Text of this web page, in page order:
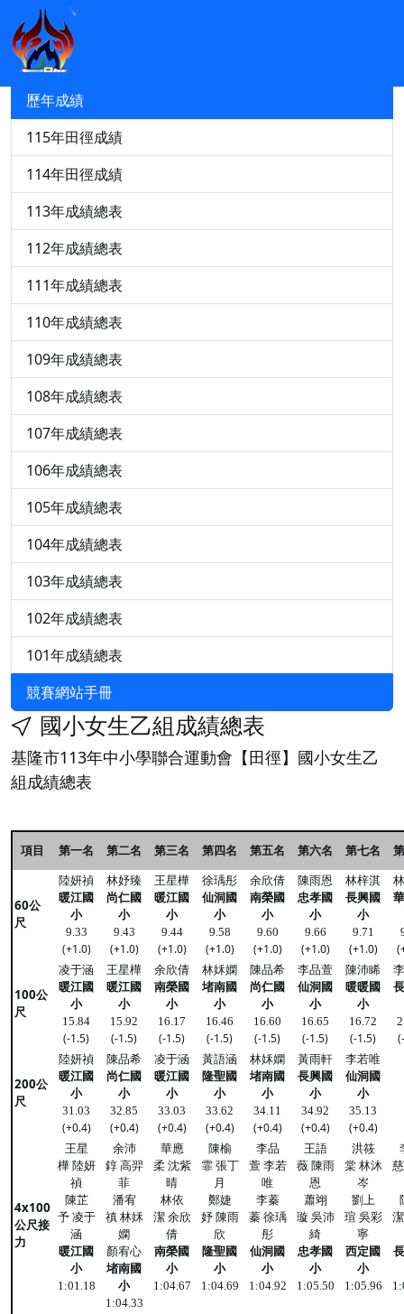
競賽資訊
115年中小運田徑轉播與成績查詢
歷年成績
115年田徑成績
114年田徑成績
113年成績總表
112年成績總表
111年成績總表
110年成績總表
109年成績總表
108年成績總表
107年成績總表
106年成績總表
105年成績總表
104年成績總表
103年成績總表
102年成績總表
101年成績總表
競賽網站手冊
國小女生乙組成績總表
基隆市113年中小學聯合運動會【田徑】國小女生乙
組成績總表
項目 第一名 第二名 第三名 第四名 第五名 第六名 第七名
60公
尺
陸妍禎
暖江國
小
9.33
(+1.0)
林妤臻
尚仁國
小
9.43
(+1.0)
王星樺
暖江國
小
9.44
(+1.0)
徐瑀彤
仙洞國
小
9.58
(+1.0)
余欣倩
南榮國
小
9.60
(+1.0)
陳雨恩
忠孝國
小
9.66
(+1.0)
林梓淇
長興國
小
9.71
(+1.0)
100公
尺
凌于涵
暖江國
小
15.84
(-1.5)
王星樺
暖江國
小
15.92
(-1.5)
余欣倩
南榮國
小
16.17
(-1.5)
林姀嫻
堵南國
小
16.46
(-1.5)
陳品希
尚仁國
小
16.60
(-1.5)
李品萱
仙洞國
小
16.65
(-1.5)
陳沛睎
暖暖國
小
16.72
(-1.5)
200公
尺
陸妍禎
暖江國
小
31.03
(+0.4)
陳品希
尚仁國
小
32.85
(+0.4)
凌于涵
暖江國
小
33.03
(+0.4)
黃語涵
隆聖國
小
33.62
(+0.4)
林姀嫻
堵南國
小
34.11
(+0.4)
黃雨軒
長興國
小
34.92
(+0.4)
李若唯
仙洞國
小
35.13
(+0.4)
4x100
公尺接
力
王星
樺 陸妍
禎
陳芷
予 凌于
涵
暖江國
小
1:01.18
余沛
錞 高羿
菲
潘宥
禛 林姀
嫻
顏宥心
堵南國
小
1:04.33
華應
柔 沈紫
晴
林依
潔 余欣
倩
南榮國
小
1:04.67
陳榆
霏 張丁
月
鄭婕
妤 陳雨
欣
隆聖國
小
1:04.69
李品
萱 李若
唯
李蓁
蓁 徐瑀
彤
仙洞國
小
1:04.92
王語
薇 陳雨
恩
蕭翊
璇 吳沛
綺
忠孝國
小
1:05.50
洪筱
棠 林沐
岑
劉上
瑄 吳彩
寧
西定國
小
1:05.96